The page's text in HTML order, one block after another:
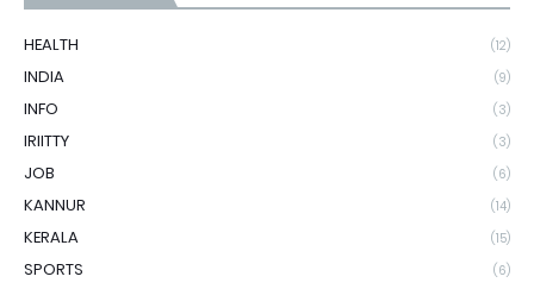
HEALTH (12)
INDIA (9)
INFO (3)
IRIITTY (3)
JOB (6)
KANNUR (14)
KERALA (15)
SPORTS (6)